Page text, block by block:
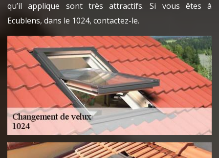
qu’il applique sont très attractifs. Si vous êtes à
Ecublens, dans le 1024, contactez-le.